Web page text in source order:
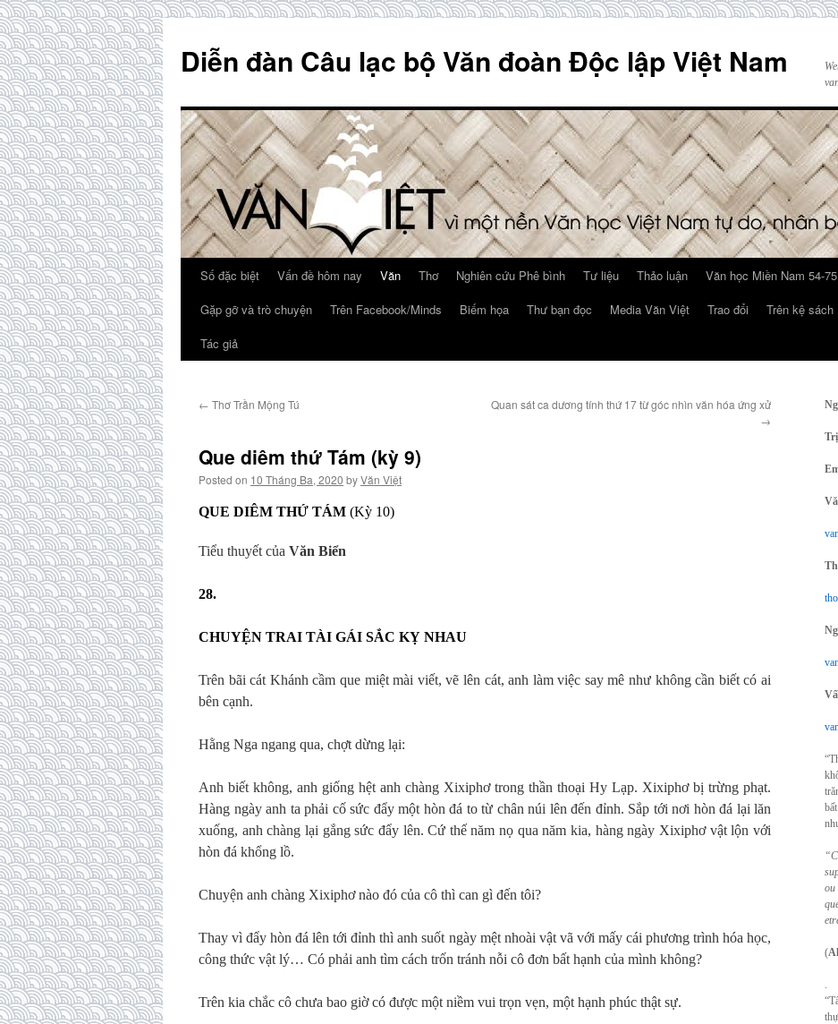
content
Diễn đàn Câu lạc bộ Văn đoàn Độc lập Việt Nam
Số đặc biệt Vấn đề hôm nay Văn Thơ Nghiên cứu Phê bình Tư liệu Thảo luận Văn học Miền Nam 54-75
Gặp gỡ và trò chuyện
Trên Facebook/Minds Biếm họa Thư bạn đọc Media Văn Việt Trao đổi Trên kệ sách
Tác giả
← Thơ Trần Mộng Tú
Quan sát ca dương tính thứ 17 từ góc nhìn văn hóa ứng xử
→
Que diêm thứ Tám (kỳ 9)
Posted on 10 Tháng Ba, 2020 byVăn Việt
QUE DIÊM THỨ TÁM (Kỳ 10)
Tiểu thuyết của Văn Biển
28.
CHUYỆN TRAI TÀI GÁI SẮC KỴ NHAU
Trên bãi cát Khánh cầm que miệt mài viết, vẽ lên cát, anh làm việc say mê như không cần biết có ai
bên cạnh.
Hằng Nga ngang qua, chợt dừng lại:
Anh biết không, anh giống hệt anh chàng Xixiphơ trong thần thoại Hy Lạp. Xixiphơ bị trừng phạt.
Hàng ngày anh ta phải cố sức đẩy một hòn đá to từ chân núi lên đến đỉnh. Sắp tới nơi hòn đá lại lăn
xuống, anh chàng lại gắng sức đẩy lên. Cứ thế năm nọ qua năm kia, hàng ngày Xixiphơ vật lộn với
hòn đá khổng lồ.
Chuyện anh chàng Xixiphơ nào đó của cô thì can gì đến tôi?
Thay vì đẩy hòn đá lên tới đỉnh thì anh suốt ngày mệt nhoài vật vã với mấy cái phương trình hóa học,
công thức vật lý… Có phải anh tìm cách trốn tránh nỗi cô đơn bất hạnh của mình không?
Trên kia chắc cô chưa bao giờ có được một niềm vui trọn vẹn, một hạnh phúc thật sự.
(
.